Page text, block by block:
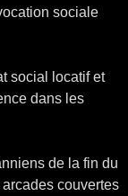
sociale
social locatif et
dans les
de la fin du
couvertes